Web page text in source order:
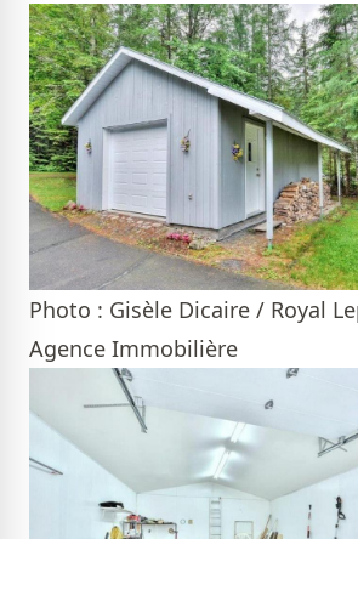
Photo : Gisèle Dicaire / Royal
Agence Immobilière